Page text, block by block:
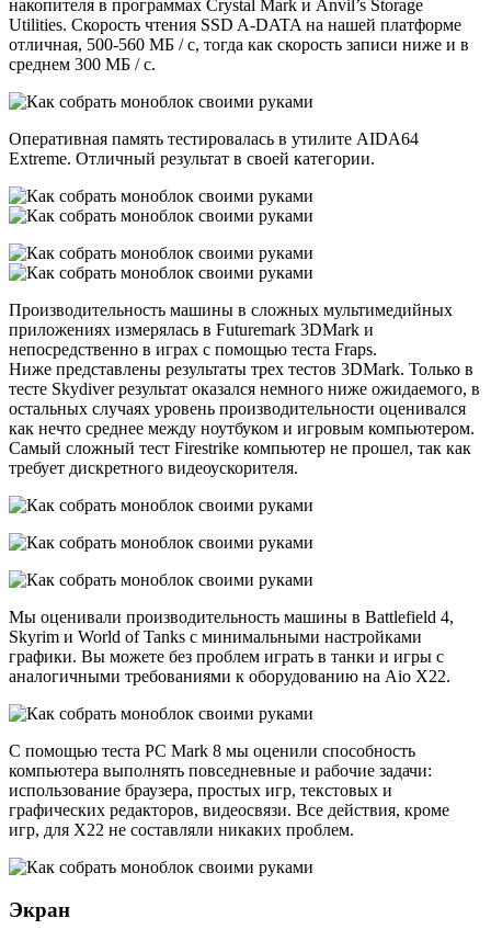
накопителя в программах Crystal Mark и Anvil’s Storage
Utilities. Скорость чтения SSD A-DATA на нашей платформе
отличная, 500-560 МБ / с, тогда как скорость записи ниже и в
среднем 300 МБ / с.
Оперативная память тестировалась в утилите AIDA64
Extreme. Отличный результат в своей категории.
Производительность машины в сложных мультимедийных
приложениях измерялась в Futuremark 3DMark и
непосредственно в играх с помощью теста Fraps.
Ниже представлены результаты трех тестов 3DMark. Только в
тесте Skydiver результат оказался немного ниже ожидаемого, в
остальных случаях уровень производительности оценивался
как нечто среднее между ноутбуком и игровым компьютером.
Самый сложный тест Firestrike компьютер не прошел, так как
требует дискретного видеоускорителя.
Мы оценивали производительность машины в Battlefield 4,
Skyrim и World of Tanks с минимальными настройками
графики. Вы можете без проблем играть в танки и игры с
аналогичными требованиями к оборудованию на Aio X22.
С помощью теста PC Mark 8 мы оценили способность
компьютера выполнять повседневные и рабочие задачи:
использование браузера, простых игр, текстовых и
графических редакторов, видеосвязи. Все действия, кроме
игр, для X22 не составляли никаких проблем.
Экран